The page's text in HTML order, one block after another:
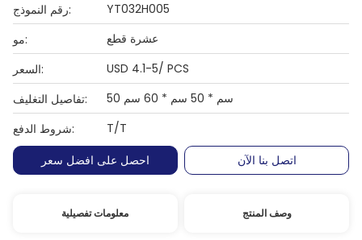
رقم النموذج:
YT032H005
مو:
عشرة قطع
السعر:
USD 4.1-5/ PCS
تفاصيل التغليف:
50 سم * 50 سم * 60 سم
شروط الدفع:
T/T
احصل على افضل سعر
اتصل بنا الآن
معلومات تفصيلية وصف المنتج